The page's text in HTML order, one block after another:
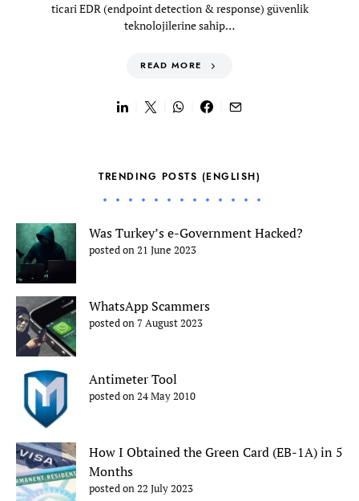
ticari EDR (endpoint detection & response) güvenlik
teknolojilerine sahip…
READ MORE
TRENDING POSTS (ENGLISH)
Was Turkey’s e-Government Hacked?
posted on 21 June 2023
WhatsApp Scammers
posted on 7 August 2023
Antimeter Tool
posted on 24 May 2010
How I Obtained the Green Card (EB-1A) in 5
Months
posted on 22 July 2023